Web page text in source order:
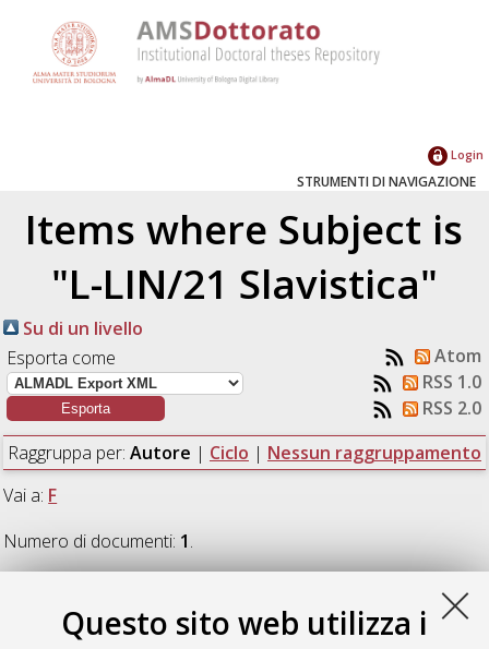
Questo sito web utilizza i
Login
STRUMENTI DI NAVIGAZIONE
Items where Subject is
"L-LIN/21 Slavistica"
Su di un livello
Esporta come
Atom
RSS 1.0
RSS 2.0
Raggruppa per: Autore | Ciclo | Nessun raggruppamento
Vai a: F
Numero di documenti: 1.